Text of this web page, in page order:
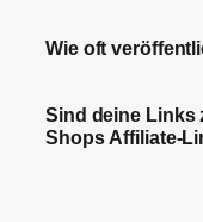
Wie oft
Sind deine Links
Shops Affiliate-